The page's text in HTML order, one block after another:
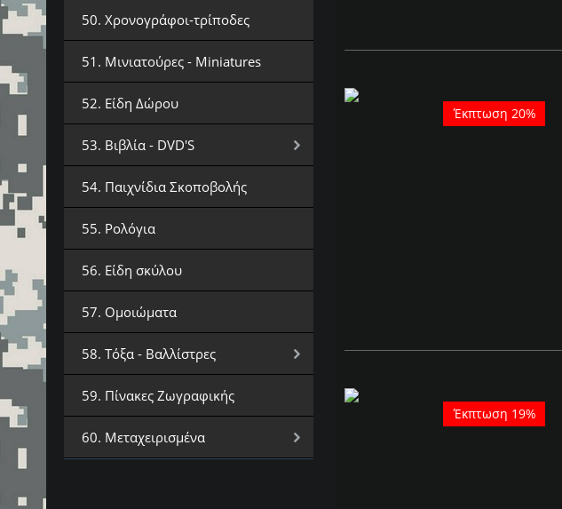
50. Χρονογράφοι-τρίποδες
51. Μινιατούρες - Miniatures
52. Είδη Δώρου
53. Βιβλία - DVD'S
54. Παιχνίδια Σκοποβολής
55. Ρολόγια
56. Είδη σκύλου
57. Ομοιώματα
58. Τόξα - Βαλλίστρες
59. Πίνακες Ζωγραφικής
60. Μεταχειρισμένα
Έκπτωση 20%
Έκπτωση 19%